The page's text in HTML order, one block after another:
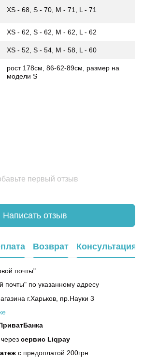
XS - 68, S - 70, M - 71, L - 71
XS - 62, S - 62, M - 62, L - 62
XS - 52, S - 54, M - 58, L - 60
рост 178см, 86-62-89см, размер на
модели S
первый отзыв
Написать отзыв
Возврат Консультация
почты"
почты" по указанному адресу
г.Харьков, пр.Науки 3
сервис Liqpay
с предоплатой 200грн